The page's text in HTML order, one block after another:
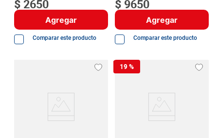
$ 2650
Agregar
Comparar este producto
$ 9650
Agregar
Comparar este producto
19 %